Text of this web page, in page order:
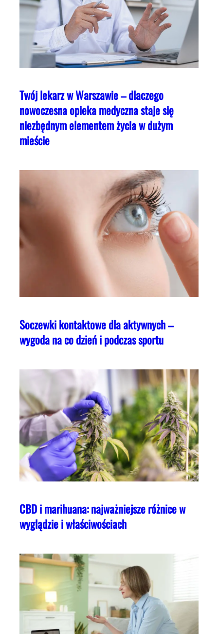
Twój lekarz w Warszawie – dlaczego
nowoczesna opieka medyczna staje się
niezbędnym elementem życia w dużym
mieście
Soczewki kontaktowe dla aktywnych –
wygoda na co dzień i podczas sportu
CBD i marihuana: najważniejsze różnice w
wyglądzie i właściwościach